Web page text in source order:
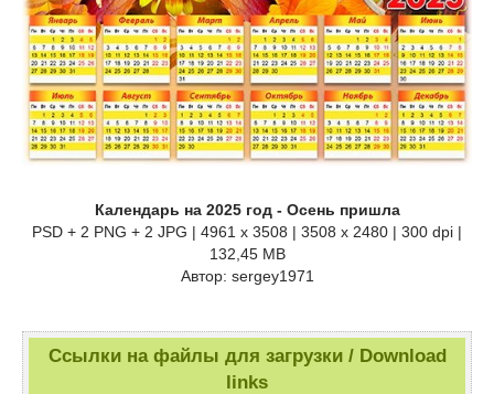
Календарь на 2025 год - Осень пришла
PSD + 2 PNG + 2 JPG | 4961 x 3508 | 3508 x 2480 | 300 dpi |
132,45 MB
Автор: sergey1971
Ссылки на файлы для загрузки / Download
links